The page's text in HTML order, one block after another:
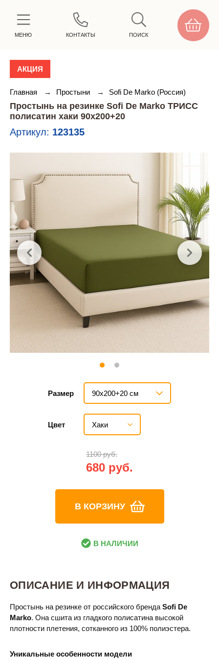
МЕНЮ КОНТАКТЫ ПОИСК
АКЦИЯ
Главная → Простыни → Sofi De Marko (Россия)
Простынь на резинке Sofi De Marko ТРИСС
полисатин хаки 90х200+20
Артикул: 123135
Размер 90х200+20 см
Цвет Хаки
1100 руб.
680 руб.
В КОРЗИНУ
В НАЛИЧИИ
ОПИСАНИЕ И ИНФОРМАЦИЯ
Простынь на резинке от российского бренда Sofi De
Marko. Она сшита из гладкого полисатина высокой
плотности плетения, сотканного из 100% полиэстера.
Уникальные особенности модели